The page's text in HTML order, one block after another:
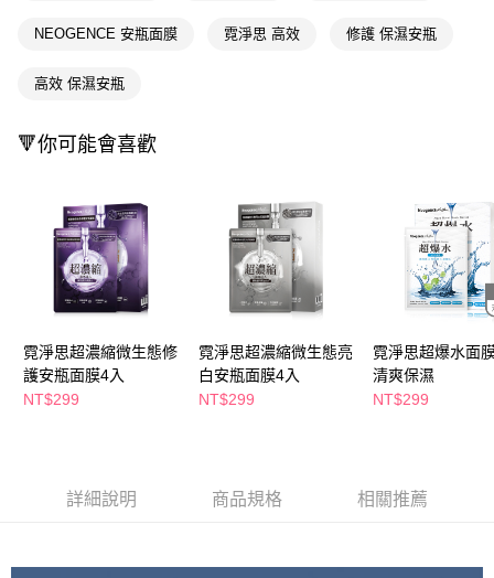
結帳頁面，進行簡訊認證並確認金額後，即可完成結帳。
ATM／網路銀行／等多元方式進行付款，方視為交易完成。
購買商品的店家。未經商家同意取消之訂單仍視為有效，需透過AFTEE先享
後付繳納相關費用。
客戶支援中心」https://netprotections.freshdesk.com/support/home
【注意事項】
１．透過由恩沛科技股份有限公司提供之「AFTEE先享後付」服務完成之交
易，需依本服務之必要範圍內提供個人資料，並將交易相關給付款項請求債
權轉讓予恩沛科技股份有限公司。
https://aftee.tw/terms/#terms3
３．未成年的使用者請事先徵得法定代理人或監護人之同意方可使用
任。
５．嚴禁一人註冊多個帳號或使用他人資訊註冊。若發現惡意使用之情形，
恩沛科技股份有限公司將有權停止該用戶之使用額度並採取法律行動。
付款後全家取貨
每筆NT$65，滿NT$490(含以上)免運費
每筆NT$65，滿NT$490(含以上)免運費
7-11取貨付款
每筆NT$65，滿NT$490(含以上)免運費
付款後7-11取貨
每筆NT$65，滿NT$490(含以上)免運費
宅配(本島)
NEOGENCE 安瓶面膜 霓淨思 高效 修護 保濕安瓶
高效 保濕安瓶
🔻你可能會喜歡
霓淨思超濃縮微生態修
護安瓶面膜4入
NT$299
霓淨思超濃縮微生態亮
白安瓶面膜4入
NT$299
霓淨思超爆水面
清爽保濕
NT$299
詳細說明 商品規格 相關推薦